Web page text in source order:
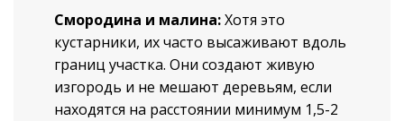
Смородина и малина:Хотя это
кустарники, их часто высаживают вдоль
границ участка. Они создают живую
изгородь и не мешают деревьям, если
находятся на расстоянии минимум 1,5-2